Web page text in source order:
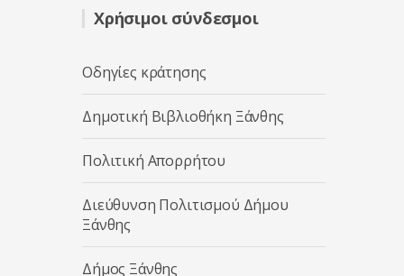
Χρήσιμοι σύνδεσμοι
Οδηγίες κράτησης
Δημοτική Βιβλιοθήκη Ξάνθης
Πολιτική Απορρήτου
Διεύθυνση Πολιτισμού Δήμου
Ξάνθης
Δήμος Ξάνθης